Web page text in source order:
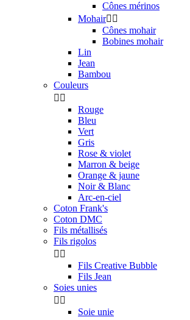
Cônes mérinos
Mohair 
Cônes mohair
Bobines mohair
Lin
Jean
Bambou
Couleurs
 
Rouge
Bleu
Vert
Gris
Rose & violet
Marron & beige
Orange & jaune
Noir & Blanc
Arc-en-ciel
Coton Frank's
Coton DMC
Fils métallisés
Fils rigolos
 
Fils Creative Bubble
Fils Jean
Soies unies
 
Soie unie